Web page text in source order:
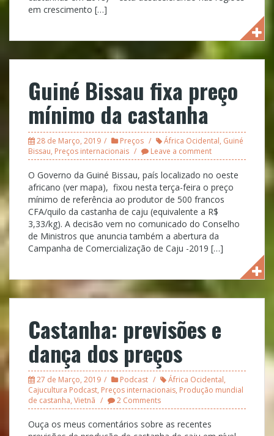
em crescimento […]
Guiné Bissau fixa preço
mínimo da castanha
28 de Março, 2019 Preços África Ocidental, Guiné
Bissau, Preços internacionais Leave a comment
O Governo da Guiné Bissau, país localizado no oeste
africano (ver mapa), fixou nesta terça-feira o preço
mínimo de referência ao produtor de 500 francos
CFA/quilo da castanha de caju (equivalente a R$
3,33/kg). A decisão vem no comunicado do Conselho
de Ministros que anuncia também a abertura da
Campanha de Comercialização de Caju -2019 […]
Castanha: previsões e
dança dos preços
27 de Março, 2019 Podcast África Ocidental,
Cajucultura Podcast, Preços internacionais, Produção mundial
de castanha, Vietnã 2 Comments
Ouça os meus comentários sobre as recentes